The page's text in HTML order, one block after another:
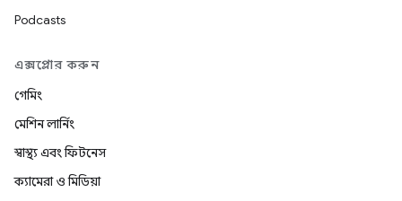
Podcasts
এক্সপ্লোর করুন
গেমিং
মেশিন লার্নিং
স্বাস্থ্য এবং ফিটনেস
ক্যামেরা ও মিডিয়া